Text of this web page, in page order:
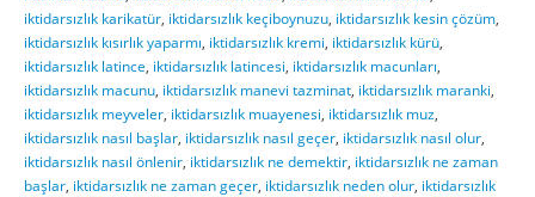
iktidarsızlık karikatür, iktidarsızlık keçiboynuzu, iktidarsızlık kesin çözüm,
iktidarsızlık kısırlık yaparmı, iktidarsızlık kremi, iktidarsızlık kürü,
iktidarsızlık latince, iktidarsızlık latincesi, iktidarsızlık macunları,
iktidarsızlık macunu, iktidarsızlık manevi tazminat, iktidarsızlık maranki,
iktidarsızlık meyveler, iktidarsızlık muayenesi, iktidarsızlık muz,
iktidarsızlık nasıl başlar, iktidarsızlık nasıl geçer, iktidarsızlık nasıl olur,
iktidarsızlık nasıl önlenir, iktidarsızlık ne demektir, iktidarsızlık ne zaman
başlar, iktidarsızlık ne zaman geçer, iktidarsızlık neden olur, iktidarsızlık